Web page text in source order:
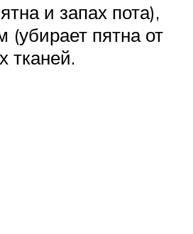
и запах пота),
пятна от
тканей.